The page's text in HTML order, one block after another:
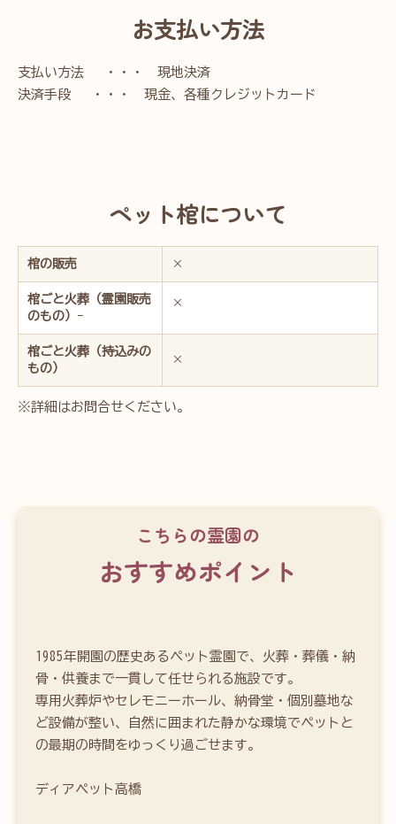
お支払い方法
支払い方法 ・・・ 現地決済
決済手段 ・・・ 現金、各種クレジットカード
ペット棺について
棺の販売 ×
棺ごと火葬（霊園販売
のもの） ｰ
×
棺ごと火葬（持込みの
もの）
×
※詳細はお問合せください。
こちらの霊園の
おすすめポイント
1985年開園の歴史あるペット霊園で、火葬・葬儀・納
骨・供養まで一貫して任せられる施設です。
専用火葬炉やセレモニーホール、納骨堂・個別墓地な
ど設備が整い、自然に囲まれた静かな環境でペットと
の最期の時間をゆっくり過ごせます。
ディアペット高橋